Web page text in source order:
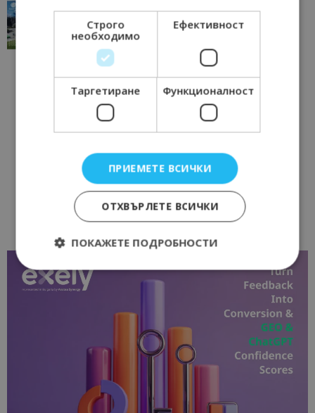
традициите, културата и вдъхновяващите...
Перник 17/06/2026 09:01
Строго
необходимо
Ефективност
Таргетиране Функционалност
ПРИЕМЕТЕ ВСИЧКИ
ОТХВЪРЛЕТЕ ВСИЧКИ
ПОКАЖЕТЕ ПОДРОБНОСТИ
Таргетиране
Функционалност
Строго необходимите бисквитки позволяват
основната функционалност на уебсайта, като
потребителско влизане и управление на
акаунта. Уебсайтът не може да се използва
правилно без строго необходими бисквитки.
Доставчик